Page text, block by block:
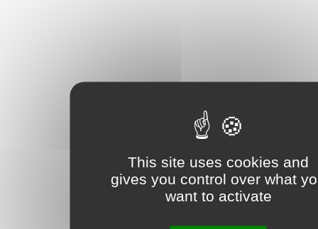
This site uses cookies and
gives you control over what
want to activate